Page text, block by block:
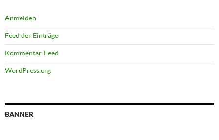
Anmelden
Feed der Einträge
Kommentar-Feed
WordPress.org
BANNER